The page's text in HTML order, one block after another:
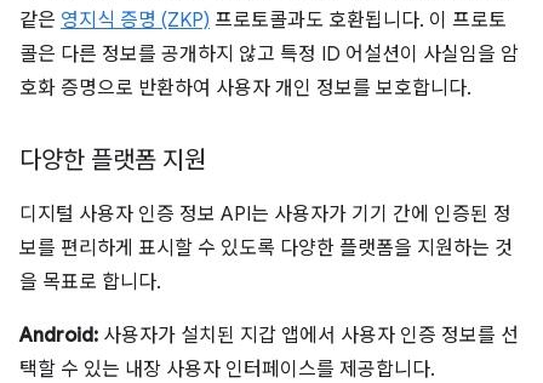
같은 영지식 증명 (ZKP) 프로토콜과도 호환됩니다. 이 프로토
콜은 다른 정보를 공개하지 않고 특정 ID 어설션이 사실임을 암
호화 증명으로 반환하여 사용자 개인 정보를 보호합니다.
다양한 플랫폼 지원
디지털 사용자 인증 정보 API는 사용자가 기기 간에 인증된 정
보를 편리하게 표시할 수 있도록 다양한 플랫폼을 지원하는 것
을 목표로 합니다.
Android: 사용자가 설치된 지갑 앱에서 사용자 인증 정보를 선
택할 수 있는 내장 사용자 인터페이스를 제공합니다.